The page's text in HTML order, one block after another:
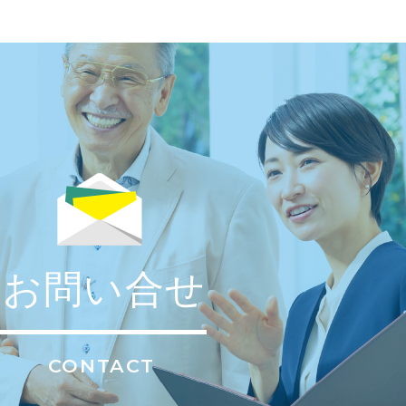
お問い合せ
CONTACT